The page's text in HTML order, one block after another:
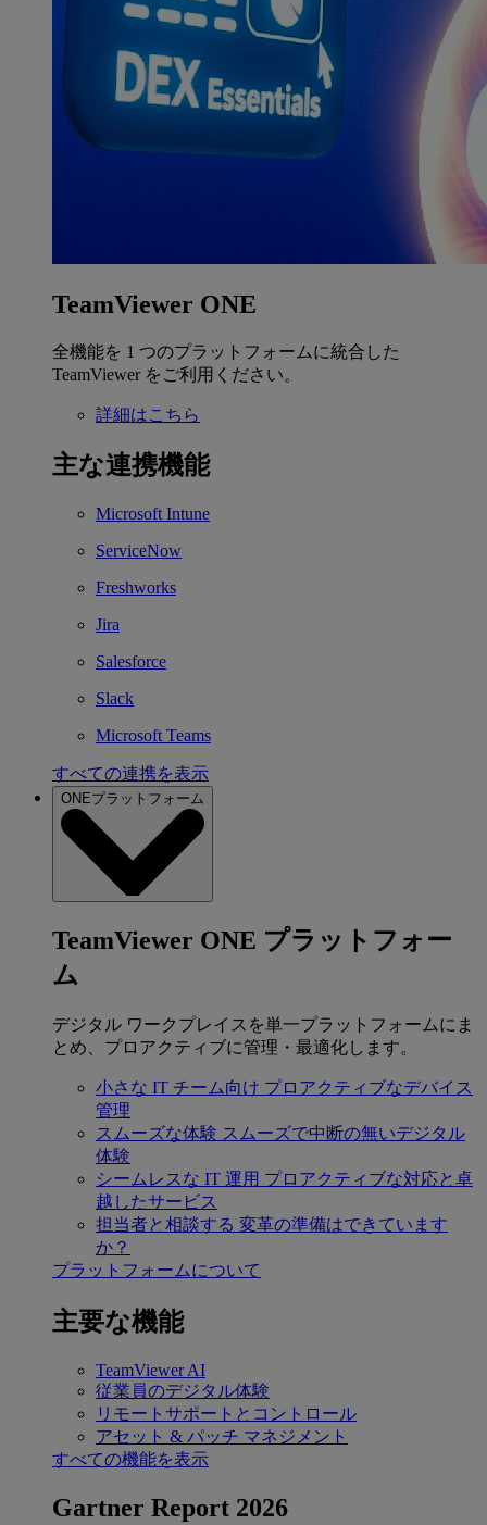
TeamViewer ONE
全機能を 1 つのプラットフォームに統合した
TeamViewer をご利用ください。
詳細はこちら
主な連携機能
Microsoft Intune
ServiceNow
Freshworks
Jira
Salesforce
Slack
Microsoft Teams
すべての連携を表示
ONEプラットフォーム
TeamViewer ONE プラットフォー
ム
デジタル ワークプレイスを単一プラットフォームにま
とめ、プロアクティブに管理・最適化します。
小さな IT チーム向け プロアクティブなデバイス
管理
スムーズな体験 スムーズで中断の無いデジタル
体験
シームレスな IT 運用 プロアクティブな対応と卓
越したサービス
担当者と相談する 変革の準備はできています
か？
プラットフォームについて
主要な機能
TeamViewer AI
従業員のデジタル体験
リモートサポートとコントロール
アセット & パッチ マネジメント
すべての機能を表示
Gartner Report 2026